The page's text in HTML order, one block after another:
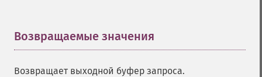
Возвращаемые значения
Возвращает выходной буфер запроса.